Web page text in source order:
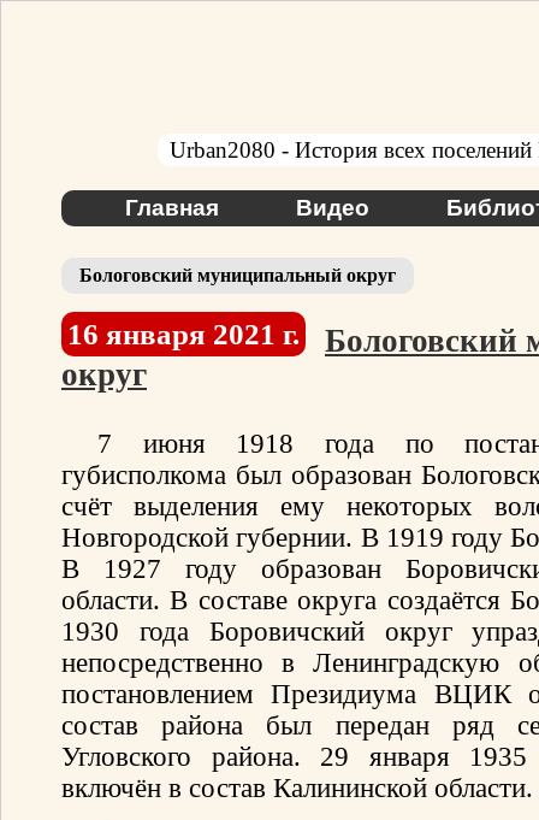
Urban2080 - История всех поселений
Главная Видео
Бологовский муниципальный округ
16 января 2021 г.
Бологовский
округ
7 июня 1918 года по
губисполкома был образован
счёт выделения ему некоторых
Новгородской губернии. В 1919 году
В 1927 году образован
области. В составе округа создаётся
1930 года Боровичский округ
непосредственно в Ленинградскую
постановлением Президиума ВЦИК
состав района был передан ряд
Угловского района. 29 января
включён в состав Калининской области.